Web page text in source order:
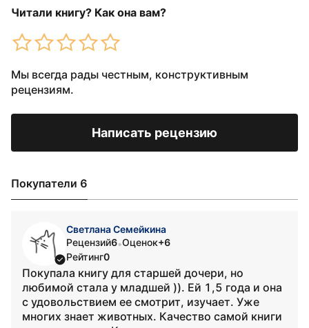
Читали книгу? Как она вам?
Мы всегда рады честным, конструктивным
рецензиям.
Написать рецензию
Покупатели 6
Светлана Семейкина
Рецензий6•Оценок+6
Рейтинг0
Покупала книгу для старшей дочери, но
любимой стала у младшей )). Ей 1,5 года и она
с удовольствием ее смотрит, изучает. Уже
многих знает животных. Качество самой книги